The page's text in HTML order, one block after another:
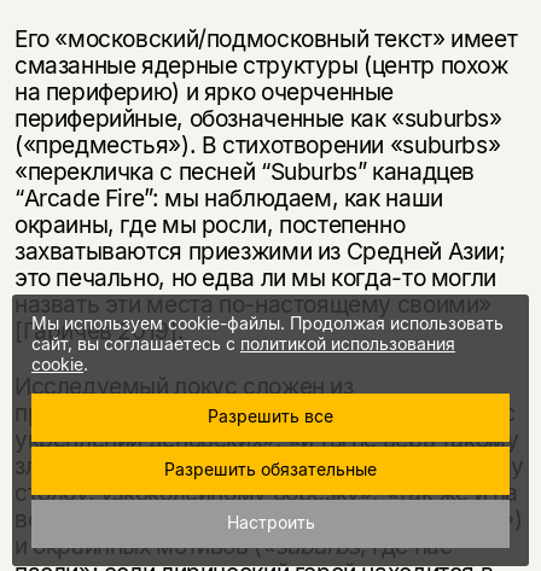
Его «московский/подмосковный текст» имеет
смазанные ядерные структуры (центр похож
на периферию) и ярко очерченные
периферийные, обозначенные как «suburbs»
(«предместья»). В стихотворении «suburbs»
«перекличка с песней “Suburbs” канадцев
“Arcade Fire”: мы наблюдаем, как наши
окраины, где мы росли, постепенно
захватываются приезжими из Средней Азии;
это печально, но едва ли мы когда-то могли
назвать эти места по-настоящему своими»
[Гаричев 2019].
Исследуемый локус сложен из
промышленных («последнее масло стопили с
укреплений деповских», «и ты не верь такому
злу, а только прению и треску, водозаборному
столбу, узкоколейному обрезку», «так же и на
водоочистных, из-за всех железок навесных»)
и окраинных мотивов («suburbs, где нас
Мы используем cookie-файлы. Продолжая использовать
сайт, вы соглашаетесь с политикой использования
cookie.
Разрешить все
Разрешить обязательные
Настроить